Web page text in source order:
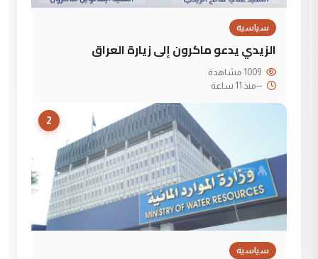
سياسية
الزيدي يدعو ماكرون إلى زيارة العراق
--منذ 11 ساعة
2
سياسية